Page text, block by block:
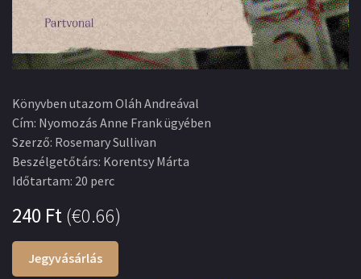
Könyvben utazom Oláh Andreával
Cím: Nyomozás Anne Frank ügyében
Szerző: Rosemary Sullivan
Beszélgetőtárs: Korentsy Márta
Időtartam: 20 perc
240 Ft(€0.66)
Jegyvásárlás